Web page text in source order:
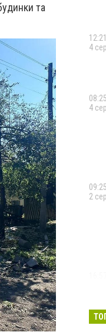
та
12:21
4
08:25
4
09:25
2